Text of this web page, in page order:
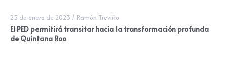
25 de enero de 2023 / Ramón Treviño
El PED permitirá transitar hacia la transformación profunda
de Quintana Roo